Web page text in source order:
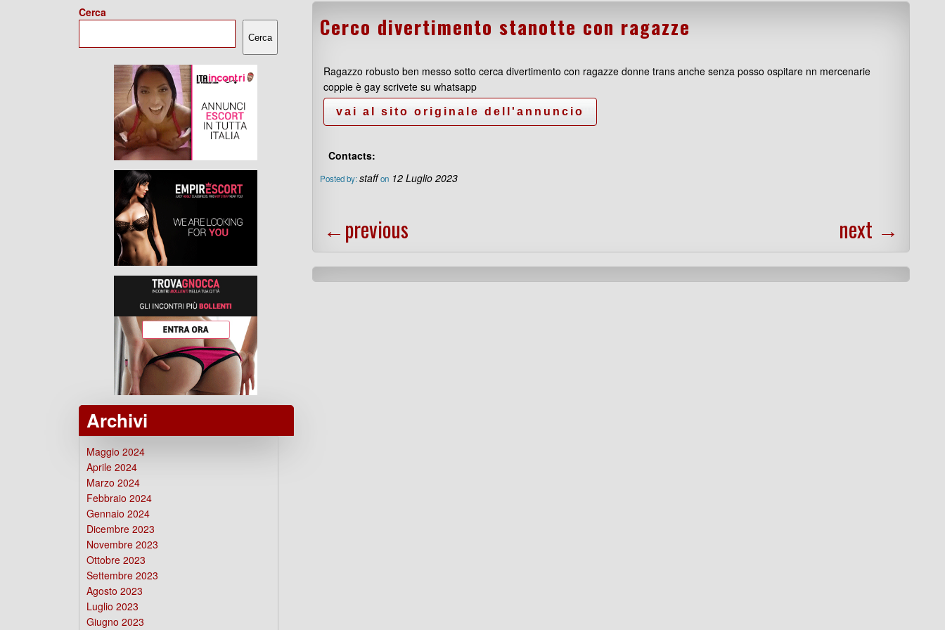
Cerco divertimento stanotte con ragazze
Ragazzo robusto ben messo sotto cerca divertimento con ragazze donne trans anche senza posso ospitare nn mercenarie
coppie è gay scrivete su whatsapp
Contacts:
Posted by:staff on 12 Luglio 2023
←previous next →
Cerca
Cerca
Archivi
Maggio 2024
Aprile 2024
Marzo 2024
Febbraio 2024
Gennaio 2024
Dicembre 2023
Novembre 2023
Ottobre 2023
Settembre 2023
Agosto 2023
Luglio 2023
Giugno 2023